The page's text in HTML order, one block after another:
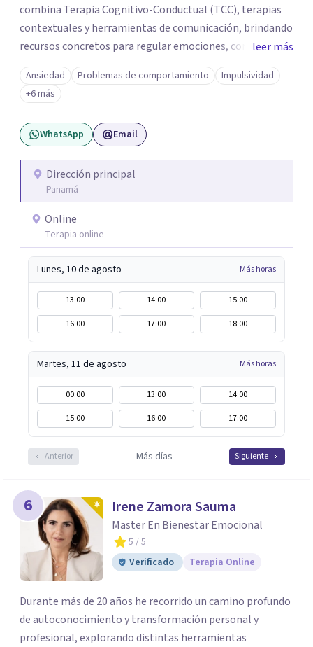
combina Terapia Cognitivo-Conductual (TCC), terapias
contextuales y herramientas de comunicación, brindando
recursos concretos para regular emociones, comprender
patrones y abordar las dificultades vinculares con mayor
claridad. Ofrezco sesiones individuales y terapia de pareja
en modalidad online. Si sentís que es momento de darte
un espacio para empezar un proceso personal o trabajar
en tu vínculo, podés escribirme para coordinar una
leer más
Ansiedad Problemas de comportamiento
Impulsividad
+6 más
WhatsApp Email
Dirección principal
Panamá
Online
Terapia online
Lunes, 10 de agosto Más horas
13:00 14:00
15:00
16:00
17:00 18:00
Martes, 11 de agosto Más horas
00:00 13:00
14:00
15:00
16:00 17:00
Anterior Más días Siguiente
6 Irene Zamora Sauma
Master En Bienestar Emocional
5 / 5
Verificado
Terapia Online
Durante más de 20 años he recorrido un camino profundo
de autoconocimiento y transformación personal y
profesional, explorando distintas herramientas